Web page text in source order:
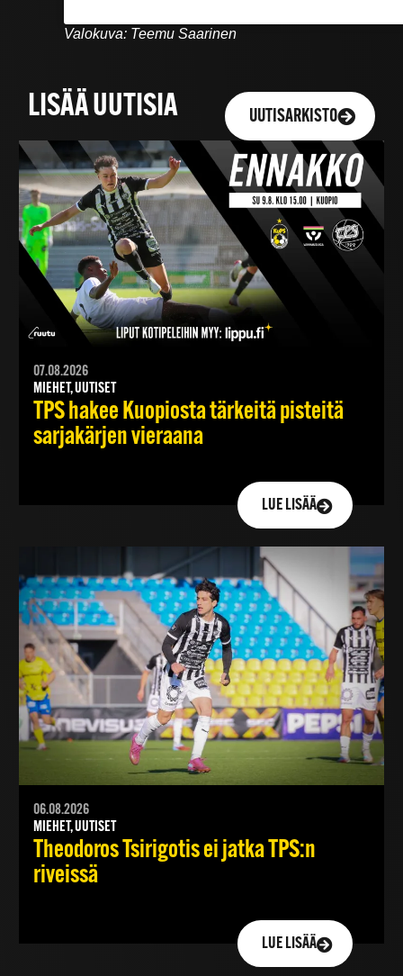
Valokuva: Teemu Saarinen
LISÄÄ UUTISIA UUTISARKISTO
07.08.2026
MIEHET, UUTISET
TPS hakee Kuopiosta tärkeitä pisteitä
sarjakärjen vieraana
LUE LISÄÄ
06.08.2026
MIEHET, UUTISET
Theodoros Tsirigotis ei jatka TPS:n
riveissä
LUE LISÄÄ